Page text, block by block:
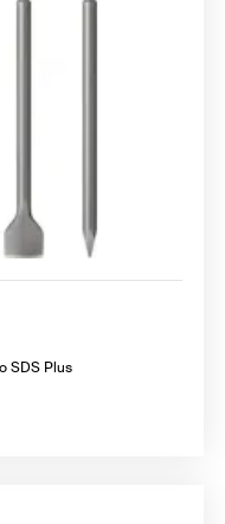
SDS Plus